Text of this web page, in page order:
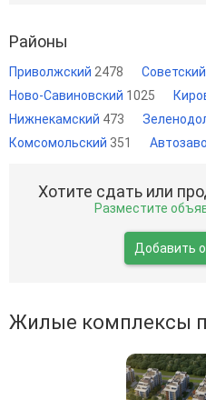
Районы
Приволжский 2478 Советский
Ново-Савиновский 1025
Нижнекамский 473
Комсомольский 351
Хотите сдать или
Разместите
Добавить
Жилые комплексы